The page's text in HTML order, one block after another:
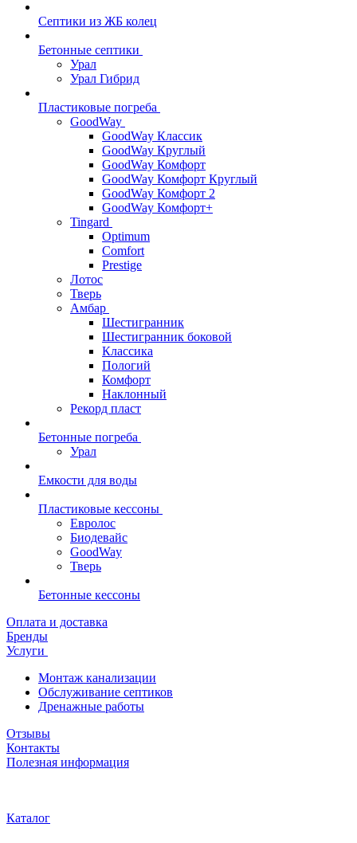
Септики из ЖБ колец
Бетонные септики
Урал
Урал Гибрид
Пластиковые погреба
GoodWay
GoodWay Классик
GoodWay Круглый
GoodWay Комфорт
GoodWay Комфорт Круглый
GoodWay Комфорт 2
GoodWay Комфорт+
Tingard
Optimum
Comfort
Prestige
Лотос
Тверь
Амбар
Шестигранник
Шестигранник боковой
Классика
Пологий
Комфорт
Наклонный
Рекорд пласт
Бетонные погреба
Урал
Емкости для воды
Пластиковые кессоны
Евролос
Биодевайс
GoodWay
Тверь
Бетонные кессоны
Оплата и доставка
Бренды
Услуги
Монтаж канализации
Обслуживание септиков
Дренажные работы
Отзывы
Контакты
Полезная информация
Каталог